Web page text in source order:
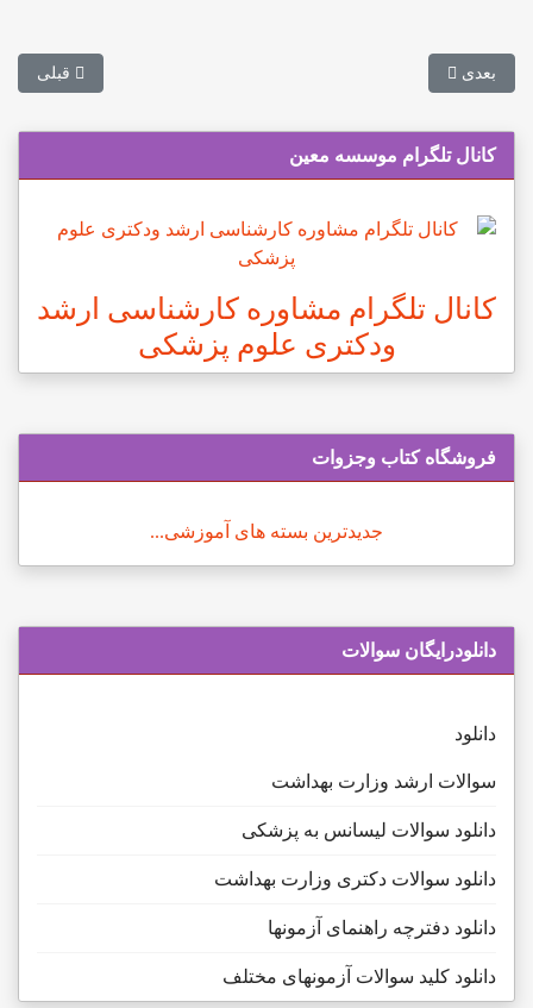
مطلب قبلی:
قبلی
مطلب بعدی: تمدید مهلت ثبت‌نام دوره بدون آزمون ارشد دانشگاه آزاد
بعدی
کانال تلگرام موسسه معین
کانال تلگرام مشاوره کارشناسی ارشد
ودکتری علوم پزشکی
فروشگاه کتاب وجزوات
جدیدترین بسته های آموزشی...
دانلودرایگان سوالات
دانلود
سوالات ارشد وزارت بهداشت
دانلود سوالات لیسانس به پزشکی
دانلود سوالات دکتری وزارت بهداشت
دانلود دفترچه راهنمای آزمونها
دانلود کلید سوالات آزمونهای مختلف